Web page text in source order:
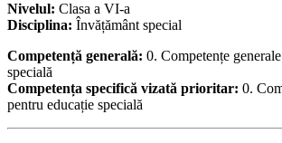
Nivelul: Clasa a VI-a
Disciplina: Învățământ special
Competență generală: 0. Competențe
specială
Competența specifică vizată prioritar: 0.
pentru educație specială